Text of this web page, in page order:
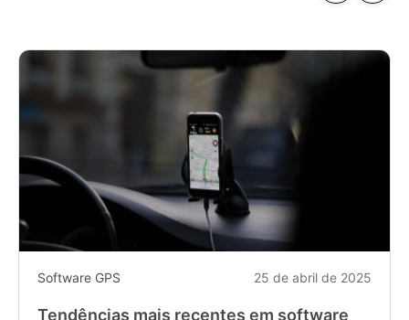
Software GPS 25 de abril de 2025
Tendências mais recentes em software